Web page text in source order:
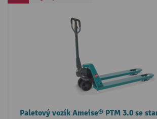
Paletový vozík Ameise® PTM 3.0 se